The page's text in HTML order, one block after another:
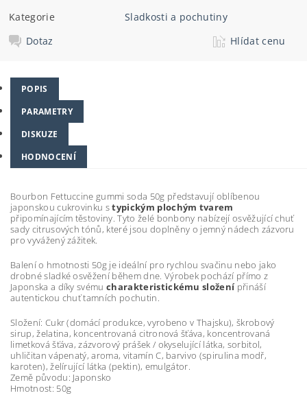
Kategorie
Sladkosti a pochutiny
Dotaz
Hlídat cenu
POPIS
PARAMETRY
DISKUZE
HODNOCENÍ
Bourbon Fettuccine gummi soda 50g představují oblíbenou
japonskou cukrovinku stypickým plochým tvarem
připomínajícím těstoviny. Tyto želé bonbony nabízejí osvěžující chuť
sady citrusových tónů, které jsou doplněny o jemný nádech zázvoru
pro vyvážený zážitek.
Balení o hmotnosti 50g je ideální pro rychlou svačinu nebo jako
drobné sladké osvěžení během dne. Výrobek pochází přímo z
Japonska a díky svémucharakteristickému složenípřináší
autentickou chuť tamních pochutin.
Složení: Cukr (domácí produkce, vyrobeno v Thajsku), škrobový
sirup, želatina, koncentrovaná citronová šťáva, koncentrovaná
limetková šťáva, zázvorový prášek / okyselující látka, sorbitol,
uhličitan vápenatý, aroma, vitamín C, barvivo (spirulina modř,
karoten), želírující látka (pektin), emulgátor.
Země původu: Japonsko
Hmotnost: 50g